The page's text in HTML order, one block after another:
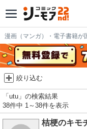
漫画（マンガ）・電子書籍が
絞り込む
「utu」の検索結果
38件中 1～38件を表示
桔梗のキモ